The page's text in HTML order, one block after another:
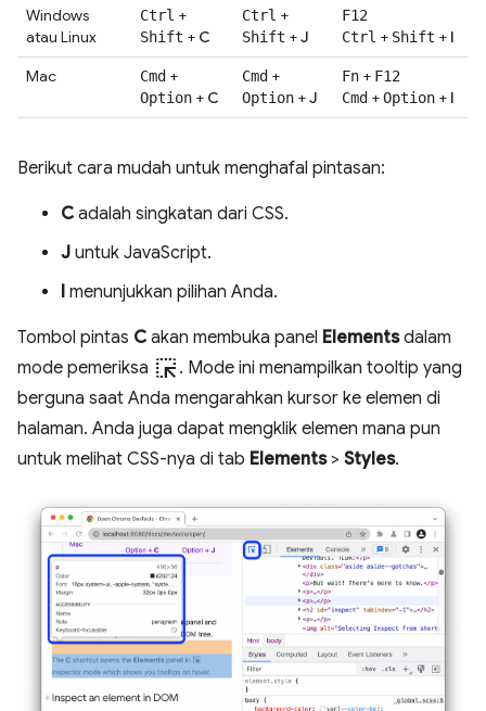
Windows
atau Linux
Ctrl +
Shift + C
Ctrl +
Shift +J
F12
Ctrl + Shift + I
Mac
Cmd +
Option + C
Cmd +
Option +J
Fn + F12
Cmd +Option + I
Berikut cara mudah untuk menghafal pintasan:
C adalah singkatan dari CSS.
J untuk JavaScript.
I menunjukkan pilihan Anda.
Tombol pintas C akan membuka panel Elementsdalam
mode pemeriksa ink_selection . Mode ini menampilkan tooltip yang
berguna saat Anda mengarahkan kursor ke elemen di
halaman. Anda juga dapat mengklik elemen mana pun
untuk melihat CSS-nya di tab Elements> Styles.